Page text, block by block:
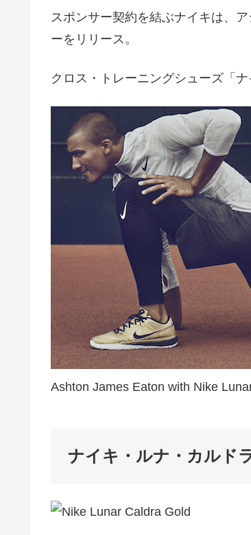
スポンサー契約を結ぶナイキは、
ーをリリース。
クロス・トレーニングシューズ「
Ashton James Eaton with Nike
ナイキ・ルナ・カルド